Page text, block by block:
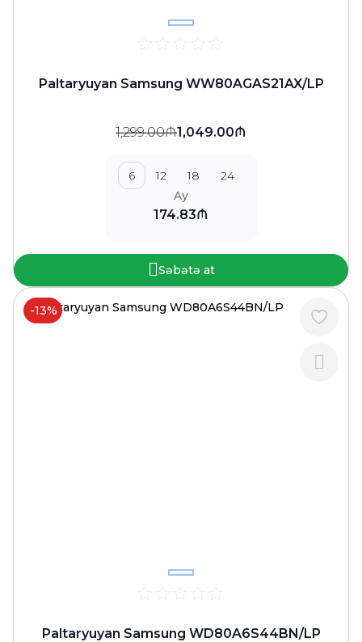
Paltaryuyan Samsung WW80AGAS21AX/LP
1,299.00₼1,049.00₼
6 12 18
24
Ay
174.83₼
Səbətə at
-13%
Paltaryuyan Samsung WD80A6S44BN/LP